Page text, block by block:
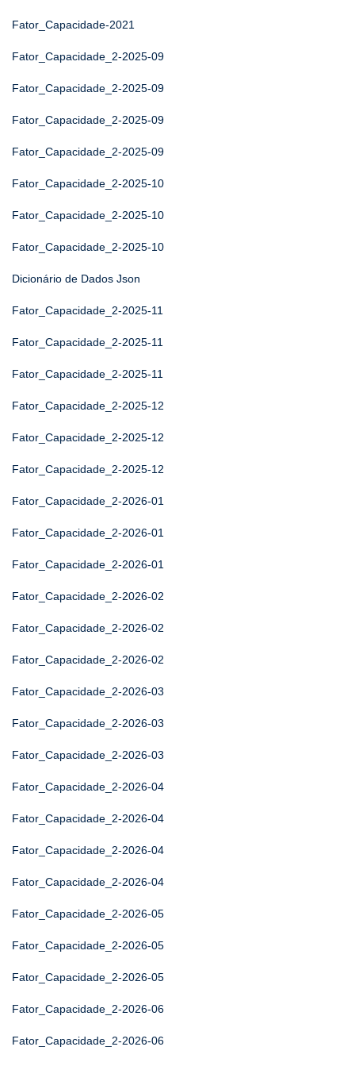
Fator_Capacidade-2021
Fator_Capacidade_2-2025-09
Fator_Capacidade_2-2025-09
Fator_Capacidade_2-2025-09
Fator_Capacidade_2-2025-09
Fator_Capacidade_2-2025-10
Fator_Capacidade_2-2025-10
Fator_Capacidade_2-2025-10
Dicionário de Dados Json
Fator_Capacidade_2-2025-11
Fator_Capacidade_2-2025-11
Fator_Capacidade_2-2025-11
Fator_Capacidade_2-2025-12
Fator_Capacidade_2-2025-12
Fator_Capacidade_2-2025-12
Fator_Capacidade_2-2026-01
Fator_Capacidade_2-2026-01
Fator_Capacidade_2-2026-01
Fator_Capacidade_2-2026-02
Fator_Capacidade_2-2026-02
Fator_Capacidade_2-2026-02
Fator_Capacidade_2-2026-03
Fator_Capacidade_2-2026-03
Fator_Capacidade_2-2026-03
Fator_Capacidade_2-2026-04
Fator_Capacidade_2-2026-04
Fator_Capacidade_2-2026-04
Fator_Capacidade_2-2026-04
Fator_Capacidade_2-2026-05
Fator_Capacidade_2-2026-05
Fator_Capacidade_2-2026-05
Fator_Capacidade_2-2026-06
Fator_Capacidade_2-2026-06